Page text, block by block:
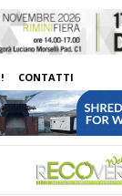
CONTATTI